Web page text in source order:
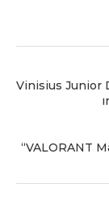
Vinisius Junior
“VALORANT